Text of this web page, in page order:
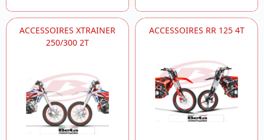
ACCESSOIRES XTRAINER
250/300 2T
ACCESSOIRES RR 125 4T